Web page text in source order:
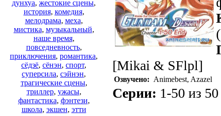
дунхуа, жестокие сцены,
история, комедия,
мелодрама, меха,
мистика, музыкальный,
наше время,
повседневность,
приключения, романтика,
сёдзё, сёнэн, спорт,
суперсила, сэйнэн,
трагические сцены,
триллер, ужасы,
фантастика, фэнтези,
школа, экшен, этти
[Mikai & SFlpl]
Озвучено: Animebest, Azazel
Серии: 1-50 из